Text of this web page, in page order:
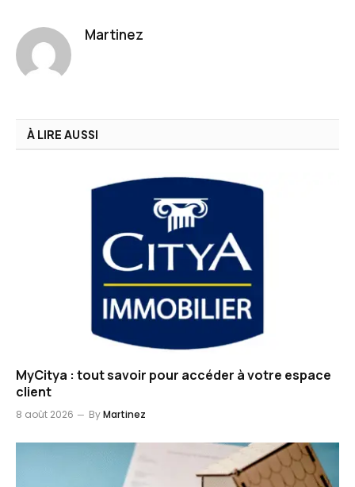
Martinez
À LIRE AUSSI
MyCitya : tout savoir pour accéder à votre espace
client
8 août 2026 ByMartinez